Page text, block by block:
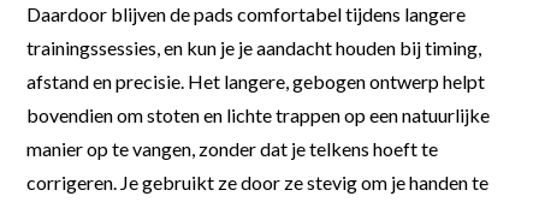
Daardoor blijven de pads comfortabel tijdens langere
trainingssessies, en kun je je aandacht houden bij timing,
afstand en precisie. Het langere, gebogen ontwerp helpt
bovendien om stoten en lichte trappen op een natuurlijke
manier op te vangen, zonder dat je telkens hoeft te
corrigeren. Je gebruikt ze door ze stevig om je handen te